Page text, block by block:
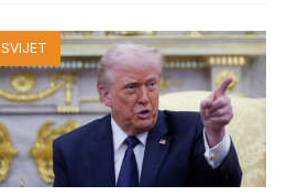
SVIJET